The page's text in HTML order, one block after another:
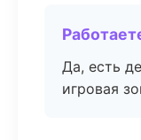
Да, есть
игровая